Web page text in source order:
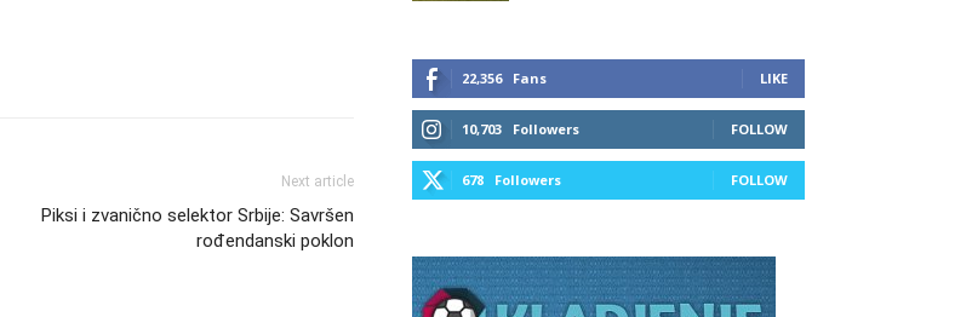
Next article
Piksi i zvanično selektor Srbije: Savršen
rođendanski poklon
22,356 Fans LIKE
10,703 Followers FOLLOW
678 Followers FOLLOW